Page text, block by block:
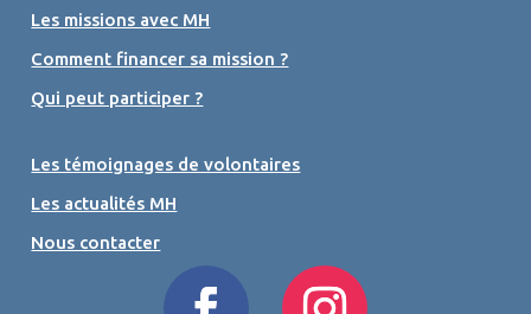
Les missions avec MH
Comment financer sa mission ?
Qui peut participer ?
Les témoignages de volontaires
Les actualités MH
Nous contacter